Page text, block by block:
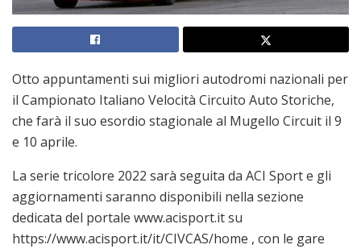
Otto appuntamenti sui migliori autodromi nazionali per
il Campionato Italiano Velocità Circuito Auto Storiche,
che farà il suo esordio stagionale al Mugello Circuit il 9
e 10 aprile.
La serie tricolore 2022 sarà seguita da ACI Sport e gli
aggiornamenti saranno disponibili nella sezione
dedicata del portale www.acisport.it su
https://www.acisport.it/it/CIVCAS/home , con le gare